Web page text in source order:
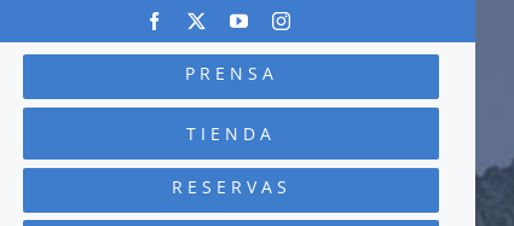
PRENSA
TIENDA
RESERVAS